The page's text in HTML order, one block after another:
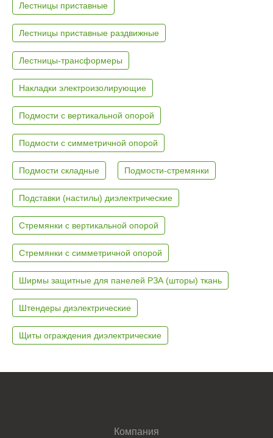
Лестницы приставные
Лестницы приставные раздвижные
Лестницы-трансформеры
Накладки электроизолирующие
Подмости с вертикальной опорой
Подмости с симметричной опорой
Подмости складные Подмости-стремянки
Подставки (настилы) диэлектрические
Стремянки с вертикальной опорой
Стремянки с симметричной опорой
Ширмы защитные для панелей РЗА (шторы) ткань
Штендеры диэлектрические
Щиты ограждения диэлектрические
Компания